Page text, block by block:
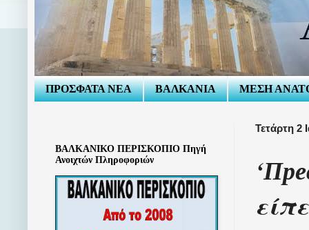
ΠΡΟΣΦΑΤΑ ΝΕΑ ΒΑΛΚΑΝΙΑ ΜΕΣΗ
Τετάρτη 2
ΒΑΛΚΑΝΙΚΟ ΠΕΡΙΣΚΟΠΙΟ Πηγή
Ανοιχτών Πληροφοριών